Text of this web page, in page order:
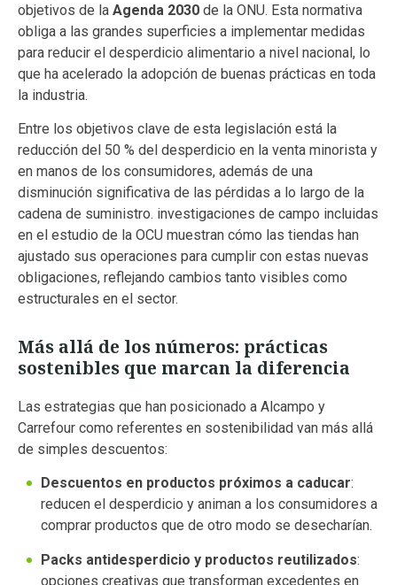
objetivos de la Agenda 2030 de la ONU. Esta normativa
obliga a las grandes superficies a implementar medidas
para reducir el desperdicio alimentario a nivel nacional, lo
que ha acelerado la adopción de buenas prácticas en toda
la industria.
Entre los objetivos clave de esta legislación está la
reducción del 50 % del desperdicio en la venta minorista y
en manos de los consumidores, además de una
disminución significativa de las pérdidas a lo largo de la
cadena de suministro. investigaciones de campo incluidas
en el estudio de la OCU muestran cómo las tiendas han
ajustado sus operaciones para cumplir con estas nuevas
obligaciones, reflejando cambios tanto visibles como
estructurales en el sector.
Más allá de los números: prácticas
sostenibles que marcan la diferencia
Las estrategias que han posicionado a Alcampo y
Carrefour como referentes en sostenibilidad van más allá
de simples descuentos:
Descuentos en productos próximos a caducar:
reducen el desperdicio y animan a los consumidores a
comprar productos que de otro modo se desecharían.
Packs antidesperdicio y productos reutilizados:
opciones creativas que transforman excedentes en